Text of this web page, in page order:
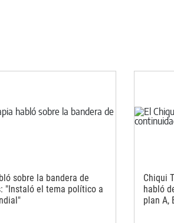
sobre la bandera de
"Instaló el tema político a
Chiqui
habló
plan A,